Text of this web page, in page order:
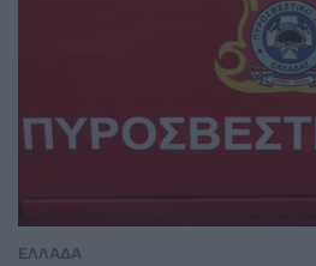
ΕΛΛΑΔΑ